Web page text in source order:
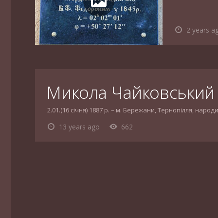
2 years
13 years ago 662
Микола Чайковський
2.01.(16 січня) 1887 р. – м. Бережани, Тернопілля,